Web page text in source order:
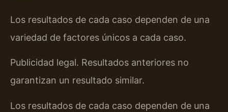
Los resultados de cada caso dependen de una
variedad de factores únicos a cada caso.
Publicidad legal. Resultados anteriores no
garantizan un resultado similar.
Los resultados de cada caso dependen de una